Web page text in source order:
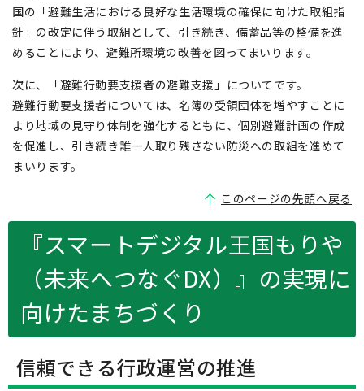
国の「避難生活における良好な生活環境の確保に向けた取組指
針」の改定に伴う取組として、引き続き、備蓄品等の整備を進
めることにより、避難所環境の改善を図ってまいります。
次に、「避難行動要支援者の避難支援」についてです。
避難行動要支援者については、名簿の受領団体を増やすことに
より地域の見守り体制を強化するともに、個別避難計画の作成
を促進し、引き続き誰一人取り残さない防災への取組を進めて
まいります。
このページの先頭へ戻る
『スマートデジタル王国もりや
（未来へつなぐDX）』の実現に
向けたまちづくり
信頼できる行政運営の推進